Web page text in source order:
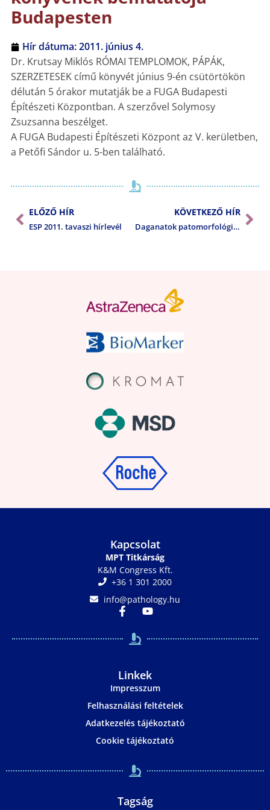
Budapesten
Hír dátuma:2011. június 4.
Dr. Krutsay Miklós RÓMAI TEMPLOMOK, PÁPÁK,
SZERZETESEK című könyvét június 9-én csütörtökön
délután 5 órakor mutatják be a FUGA Budapesti
Építészeti Központban. A szerzővel Solymosy
Zsuzsanna beszélget.
A FUGA Budapesti Építészeti Központ az V. kerületben,
a Petőfi Sándor u. 5-ben található.
ELŐZŐ HÍR
ESP 2011. tavaszi hírlevél
KÖVETKEZŐ HÍR
Daganatok patomorfológiai diagnosztikája – kötelező tanfolyam
Kapcsolat
MPT Titkárság
K&M Congress Kft.
+36 1 301 2000
info@pathology.hu
Linkek
Impresszum
Felhasználási feltételek
Adatkezelés tájékoztató
Cookie tájékoztató
Tagság